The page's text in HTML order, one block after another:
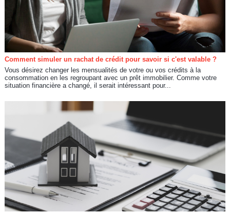
Comment simuler un rachat de crédit pour savoir si c'est valable ?
Vous désirez changer les mensualités de votre ou vos crédits à la
consommation en les regroupant avec un prêt immobilier. Comme votre
situation financière a changé, il serait intéressant pour...